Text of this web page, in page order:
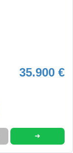
35.900 €
➜